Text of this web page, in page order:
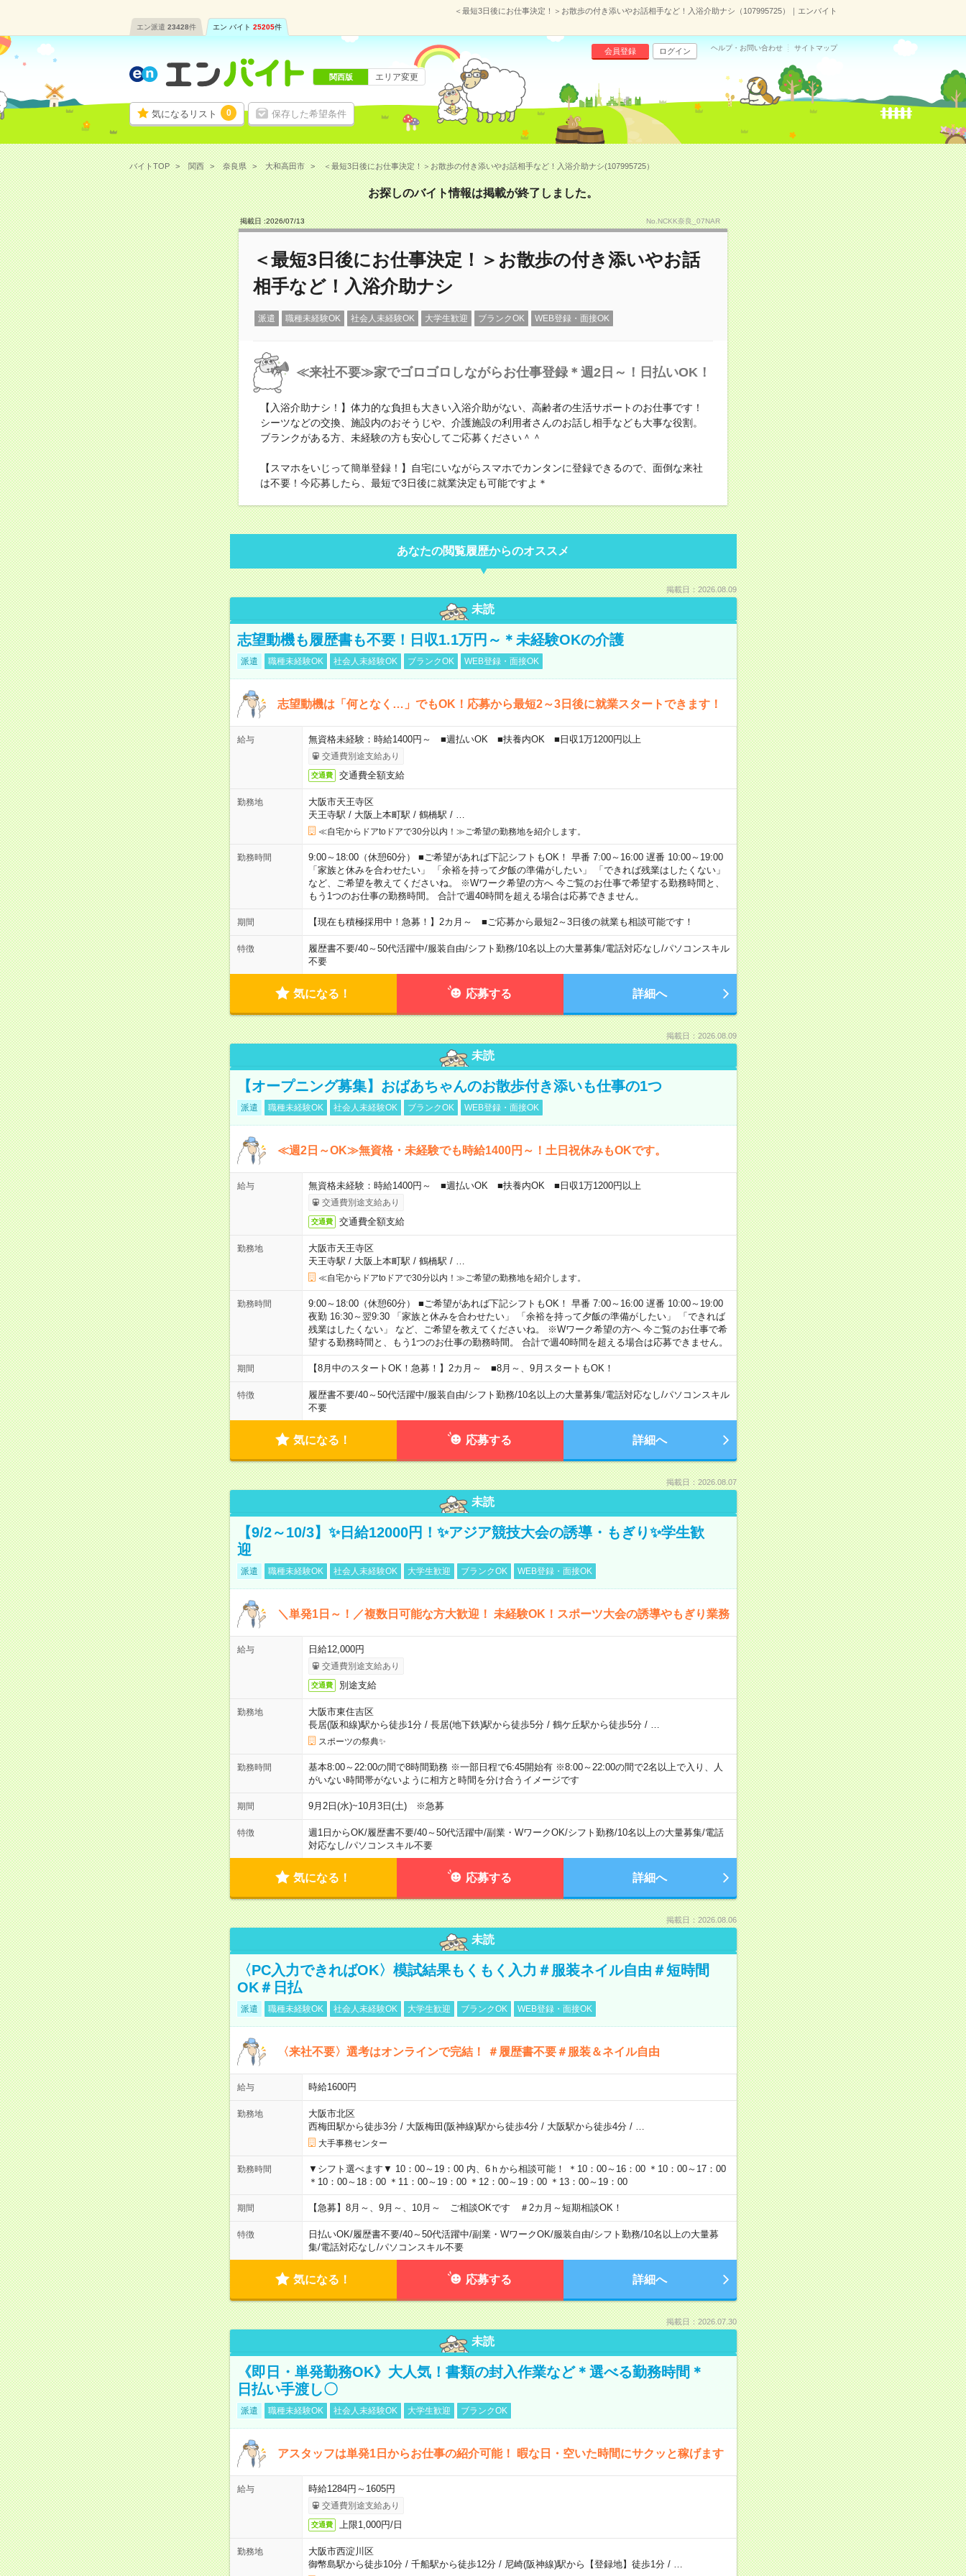
＜最短3日後にお仕事決定！＞お散歩の付き添いやお話相手など！入浴介助ナシ（107995725）｜エンバイト
エン派遣 23428件 エン バイト 25205件
気になるリスト 0 保存した希望条件
会員登録 ログイン ヘルプ・お問い合わせ サイトマップ
関西版 エリア変更
バイトTOP 関西 奈良県 大和高田市 ＜最短3日後にお仕事決定！＞お散歩の付き添いやお話相手など！入浴介助ナシ(107995725）
お探しのバイト情報は掲載が終了しました。
掲載日 :2026/07/13 No.NCKK奈良_07NAR
＜最短3日後にお仕事決定！＞お散歩の付き添いやお話
相手など！入浴介助ナシ
派遣 職種未経験OK 社会人未経験OK 大学生歓迎 ブランクOK WEB登録・面接OK
≪来社不要≫家でゴロゴロしながらお仕事登録＊週2日～！日払いOK！
【入浴介助ナシ！】体力的な負担も大きい入浴介助がない、高齢者の生活サポートのお仕事です！
シーツなどの交換、施設内のおそうじや、介護施設の利用者さんのお話し相手なども大事な役割。
ブランクがある方、未経験の方も安心してご応募ください＾＾
【スマホをいじって簡単登録！】自宅にいながらスマホでカンタンに登録できるので、面倒な来社
は不要！今応募したら、最短で3日後に就業決定も可能ですよ＊
あなたの閲覧履歴からのオススメ
掲載日：2026.08.09
未読
志望動機も履歴書も不要！日収1.1万円～＊未経験OKの介護
派遣 職種未経験OK 社会人未経験OK ブランクOK WEB登録・面接OK
志望動機は「何となく…」でもOK！応募から最短2～3日後に就業スタートできます！
給与 無資格未経験：時給1400円～ ■週払いOK ■扶養内OK ■日収1万1200円以上
交通費別途支給あり
交通費 交通費全額支給
勤務地
大阪市天王寺区
天王寺駅 / 大阪上本町駅 / 鶴橋駅 /
≪自宅からドアtoドアで30分以内！≫ご希望の勤務地を紹介します。
勤務時間
9:00～18:00（休憩60分） ■ご希望があれば下記シフトもOK！ 早番 7:00～16:00 遅番 10:00～19:00
「家族と休みを合わせたい」 「余裕を持って夕飯の準備がしたい」 「できれば残業はしたくない」
など、ご希望を教えてくださいね。 ※Wワーク希望の方へ 今ご覧のお仕事で希望する勤務時間と、
もう1つのお仕事の勤務時間。 合計で週40時間を超える場合は応募できません。
期間 【現在も積極採用中！急募！】2カ月～ ■ご応募から最短2～3日後の就業も相談可能です！
特徴 履歴書不要/40～50代活躍中/服装自由/シフト勤務/10名以上の大量募集/電話対応なし/パソコンスキル
不要
気になる！ 応募する 詳細へ
掲載日：2026.08.09
未読
【オープニング募集】おばあちゃんのお散歩付き添いも仕事の1つ
派遣 職種未経験OK 社会人未経験OK ブランクOK WEB登録・面接OK
≪週2日～OK≫無資格・未経験でも時給1400円～！土日祝休みもOKです。
給与 無資格未経験：時給1400円～ ■週払いOK ■扶養内OK ■日収1万1200円以上
交通費別途支給あり
交通費 交通費全額支給
勤務地
大阪市天王寺区
天王寺駅 / 大阪上本町駅 / 鶴橋駅 /
≪自宅からドアtoドアで30分以内！≫ご希望の勤務地を紹介します。
勤務時間
9:00～18:00（休憩60分） ■ご希望があれば下記シフトもOK！ 早番 7:00～16:00 遅番 10:00～19:00
夜勤 16:30～翌9:30 「家族と休みを合わせたい」 「余裕を持って夕飯の準備がしたい」 「できれば
残業はしたくない」 など、ご希望を教えてくださいね。 ※Wワーク希望の方へ 今ご覧のお仕事で希
望する勤務時間と、もう1つのお仕事の勤務時間。 合計で週40時間を超える場合は応募できません。
期間 【8月中のスタートOK！急募！】2カ月～ ■8月～、9月スタートもOK！
特徴 履歴書不要/40～50代活躍中/服装自由/シフト勤務/10名以上の大量募集/電話対応なし/パソコンスキル
不要
気になる！ 応募する 詳細へ
掲載日：2026.08.07
未読
【9/2～10/3】✨日給12000円！✨アジア競技大会の誘導・もぎり✨学生歓
迎
派遣 職種未経験OK 社会人未経験OK 大学生歓迎 ブランクOK WEB登録・面接OK
＼単発1日～！／複数日可能な方大歓迎！ 未経験OK！スポーツ大会の誘導やもぎり業務
給与 日給12,000円
交通費別途支給あり
交通費 別途支給
勤務地
大阪市東住吉区
長居(阪和線)駅から徒歩1分/ 長居(地下鉄)駅から徒歩5分/ 鶴ケ丘駅から徒歩5分/
スポーツの祭典✨
勤務時間
基本8:00～22:00の間で8時間勤務 ※一部日程で6:45開始有 ※8:00～22:00の間で2名以上で入り、人
がいない時間帯がないように相方と時間を分け合うイメージです
期間 9月2日(水)~10月3日(土) ※急募
特徴 週1日からOK/履歴書不要/40～50代活躍中/副業・WワークOK/シフト勤務/10名以上の大量募集/電話
対応なし/パソコンスキル不要
気になる！ 応募する 詳細へ
掲載日：2026.08.06
未読
〈PC入力できればOK〉模試結果もくもく入力＃服装ネイル自由＃短時間
OK＃日払
派遣 職種未経験OK 社会人未経験OK 大学生歓迎 ブランクOK WEB登録・面接OK
〈来社不要〉選考はオンラインで完結！ ＃履歴書不要＃服装＆ネイル自由
給与 時給1600円
勤務地
大阪市北区
西梅田駅から徒歩3分/ 大阪梅田(阪神線)駅から徒歩4分/ 大阪駅から徒歩4分/
大手事務センター
勤務時間
▼シフト選べます▼ 10：00～19：00 内、6ｈから相談可能！ ＊10：00～16：00 ＊10：00～17：00
＊10：00～18：00 ＊11：00～19：00 ＊12：00～19：00 ＊13：00～19：00
期間 【急募】8月～、9月～、10月～ ご相談OKです ＃2カ月～短期相談OK！
特徴 日払いOK/履歴書不要/40～50代活躍中/副業・WワークOK/服装自由/シフト勤務/10名以上の大量募
集/電話対応なし/パソコンスキル不要
気になる！ 応募する 詳細へ
掲載日：2026.07.30
未読
《即日・単発勤務OK》大人気！書類の封入作業など＊選べる勤務時間＊
日払い手渡し〇
派遣 職種未経験OK 社会人未経験OK 大学生歓迎 ブランクOK
アスタッフは単発1日からお仕事の紹介可能！ 暇な日・空いた時間にサクッと稼げます
給与 時給1284円～1605円
交通費別途支給あり
交通費 上限1,000円/日
勤務地
大阪市西淀川区
御幣島駅から徒歩10分/ 千船駅から徒歩12分/ 尼崎(阪神線)駅から【登録地】徒歩1分/